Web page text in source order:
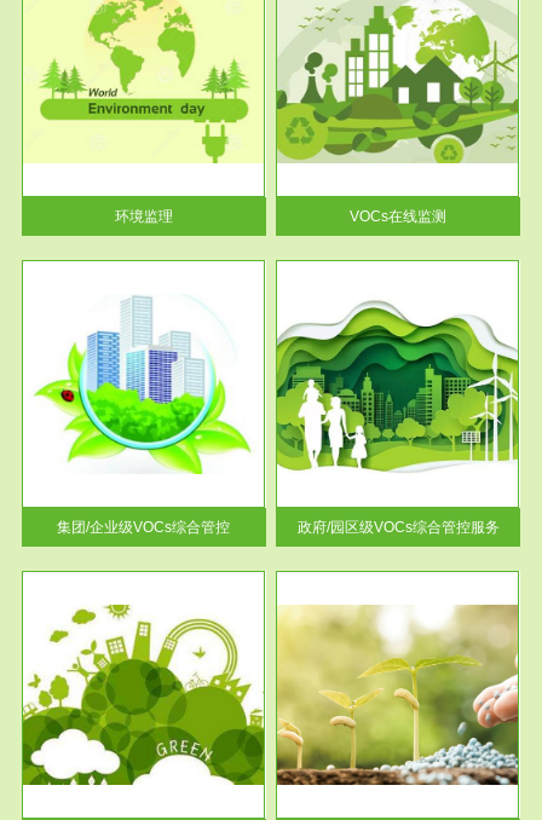
环境监理
服务范围
VOCs在线监测
根据《重点区域大气污染防
治“十二五”规划》有机废气净化
率达...
VOCs在线监测
集团/企业级VOCs综合管控
服务范围
政府/园区级VOCs综合管控服务
根据《石化行业挥发性有机物综
合整治方案》文件要求，到2017
年，全...
政府/园区级VOCs综合管控服务
服务范围
土壤修复